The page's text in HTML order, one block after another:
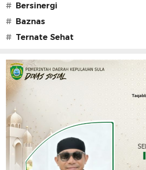
#
Bersinergi
#
Baznas
# Ternate Sehat